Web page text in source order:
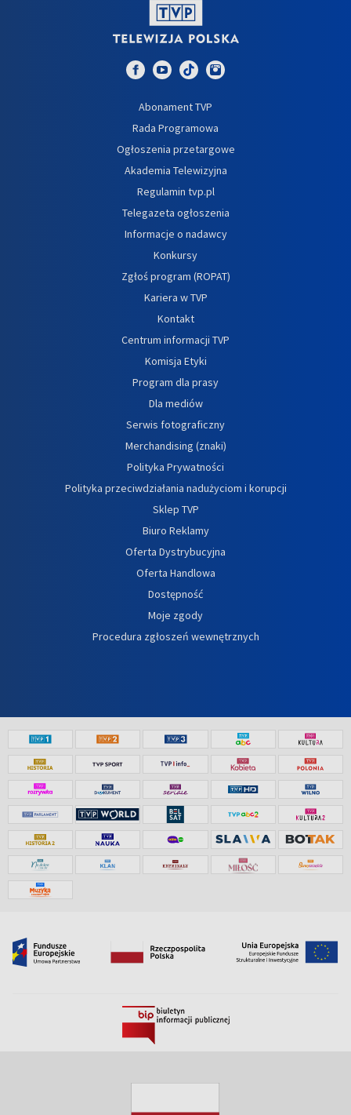
Abonament TVP
Rada Programowa
Ogłoszenia przetargowe
Akademia Telewizyjna
Regulamin tvp.pl
Telegazeta ogłoszenia
Informacje o nadawcy
Konkursy
Zgłoś program (ROPAT)
Kariera w TVP
Kontakt
Centrum informacji TVP
Komisja Etyki
Program dla prasy
Dla mediów
Serwis fotograficzny
Merchandising (znaki)
Polityka Prywatności
Polityka przeciwdziałania nadużyciom i korupcji
Sklep TVP
Biuro Reklamy
Oferta Dystrybucyjna
Oferta Handlowa
Dostępność
Moje zgody
Procedura zgłoszeń wewnętrznych